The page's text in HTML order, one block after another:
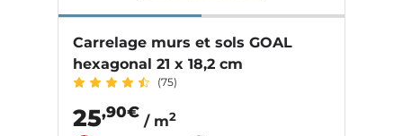
Carrelage murs et sols GOAL
hexagonal 21 x 18,2 cm
(75)
25,90€
/ m2